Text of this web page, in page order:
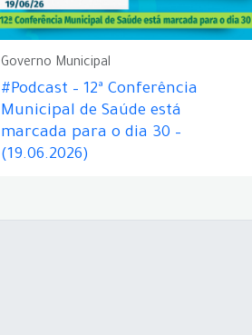
Governo Municipal
#Podcast – 12ª Conferência
Municipal de Saúde está
marcada para o dia 30 –
(19.06.2026)